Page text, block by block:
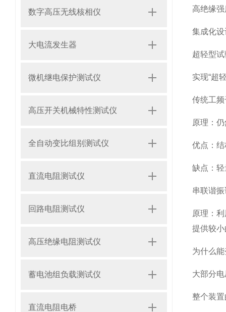
数字高压无线核相仪
大电流发生器
微机继电保护测试仪
高压开关机械特性测试仪
全自动变比组别测试仪
直流电阻测试仪
回路电阻测试仪
高压绝缘电阻测试仪
蓄电池组负载测试仪
直流电阻电桥
高绝缘
集成化
超轻型
实现“超
传统工
原理：
优点：
缺点：
串联谐
原理：
提供较
为什么
大部分
整个装